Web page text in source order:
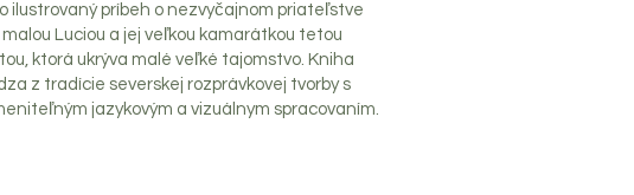
ilustrovaný príbeh o nezvyčajnom priateľstve
Luciou a jej veľkou kamarátkou tetou
ktorá ukrýva malé veľké tajomstvo. Kniha
z tradície severskej rozprávkovej tvorby s
jazykovým a vizuálnym spracovaním.